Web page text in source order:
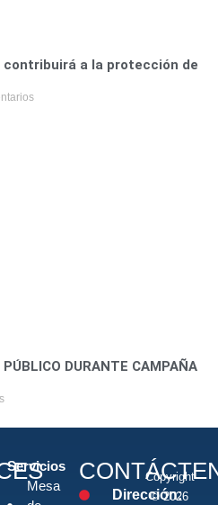
contribuirá a la protección de
DURANTE CAMPAÑA
Servicios
Mesa
Dirección:
Copyright
© 2026